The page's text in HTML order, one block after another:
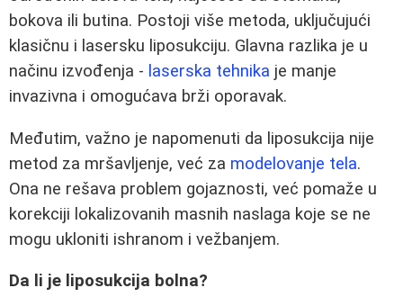
bokova ili butina. Postoji više metoda, uključujući
klasičnu i lasersku liposukciju. Glavna razlika je u
načinu izvođenja - laserska tehnika je manje
invazivna i omogućava brži oporavak.
Međutim, važno je napomenuti da liposukcija nije
metod za mršavljenje, već za modelovanje tela.
Ona ne rešava problem gojaznosti, već pomaže u
korekciji lokalizovanih masnih naslaga koje se ne
mogu ukloniti ishranom i vežbanjem.
Da li je liposukcija bolna?